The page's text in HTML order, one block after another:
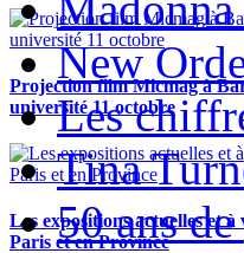
Projection film Micmag à
université 11 octobre
Les expositions actuelles et à
Paris et en Province
New
Les
Tina
50 ans